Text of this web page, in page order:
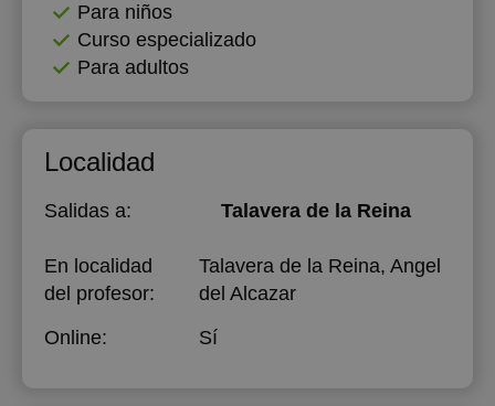
Para niños
Curso especializado
Para adultos
Localidad
Salidas a: Talavera de la Reina
En localidad
del profesor:
Talavera de la Reina, Angel
del Alcazar
Online:
Sí